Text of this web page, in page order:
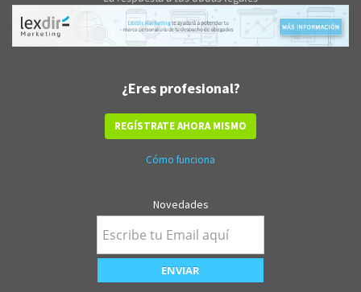
¿Eres profesional?
REGÍSTRATE AHORA MISMO
Cómo funciona
Novedades